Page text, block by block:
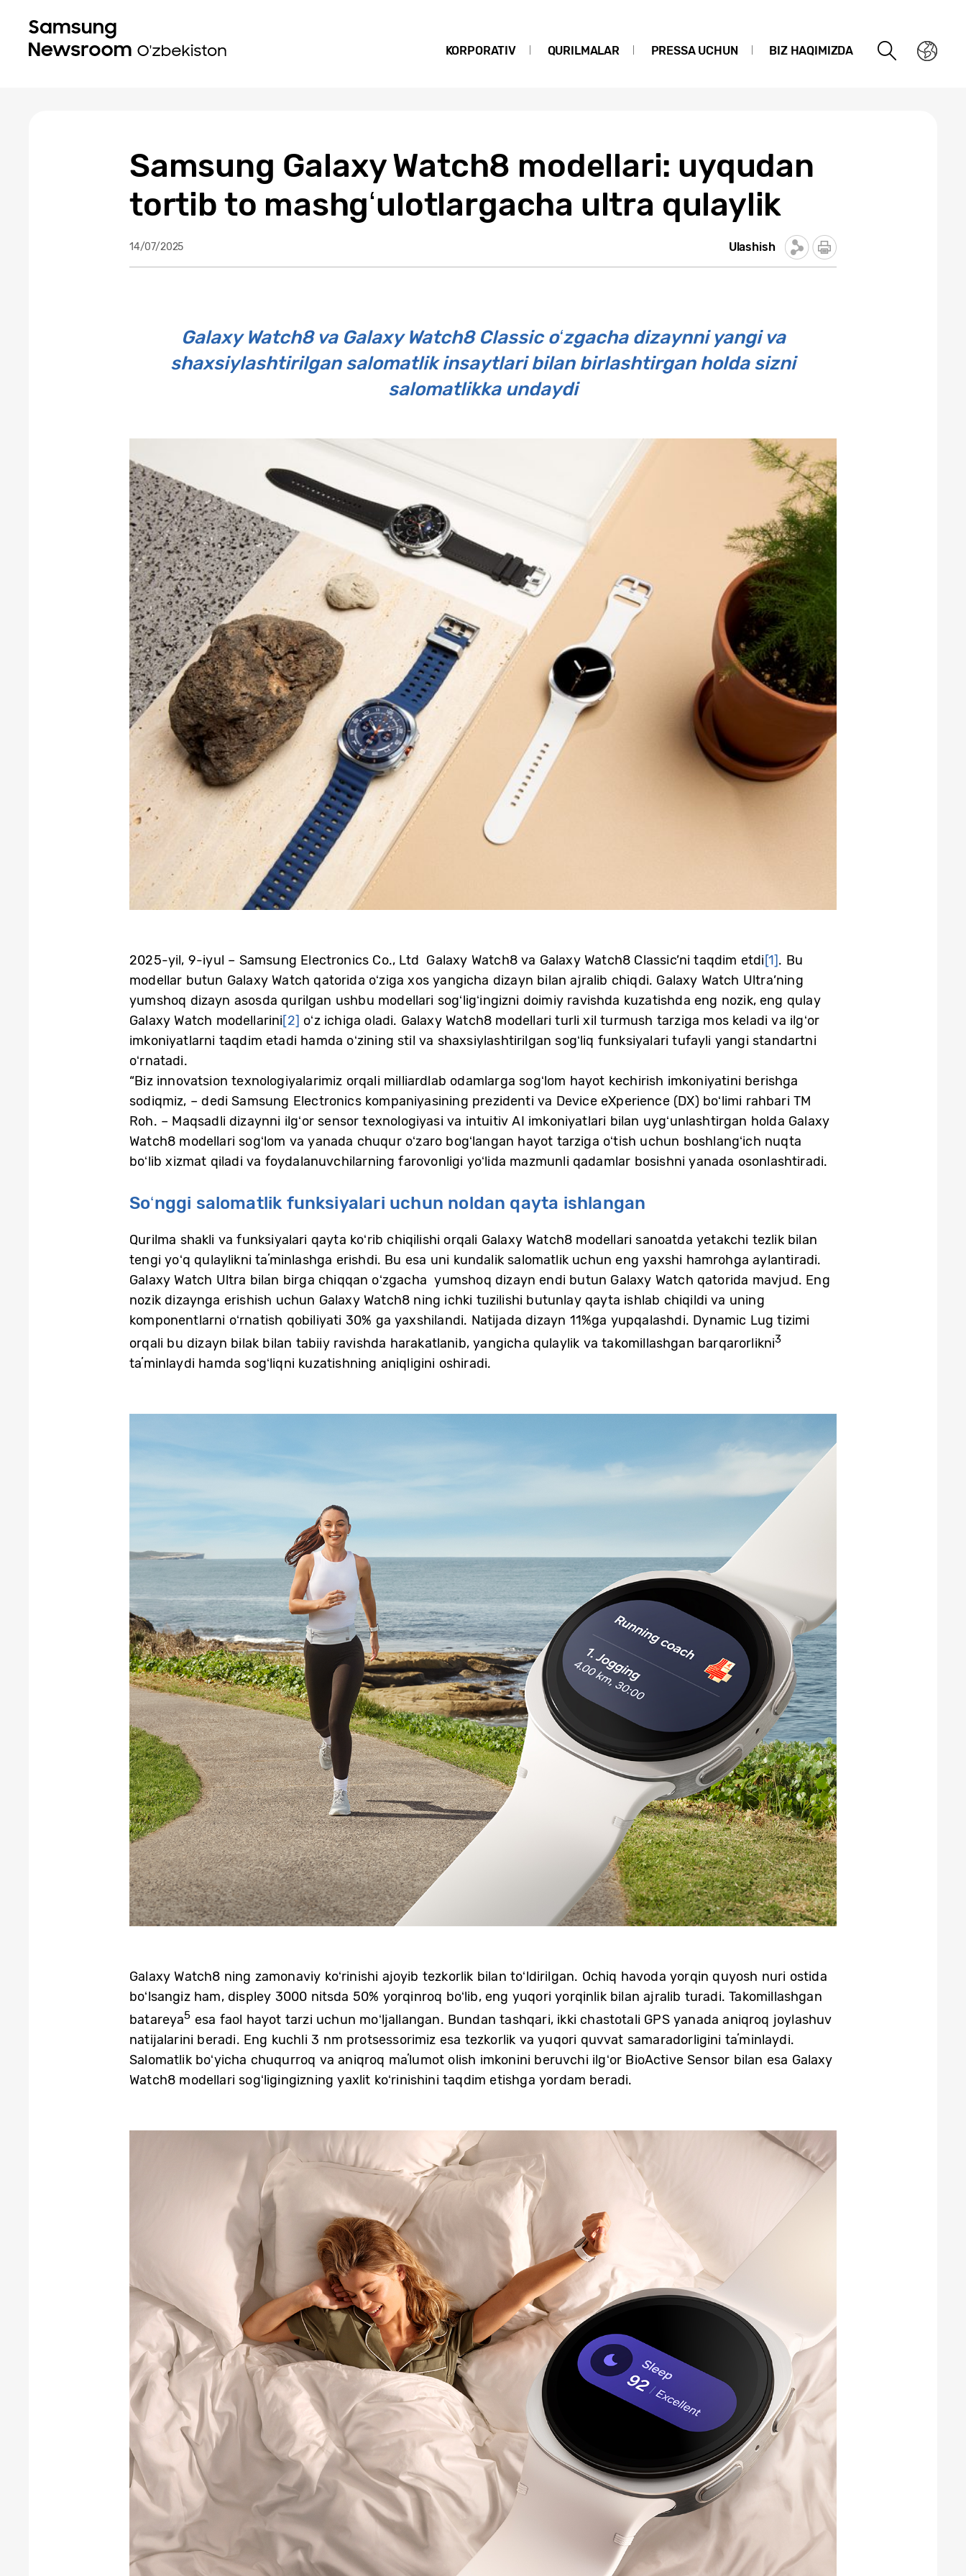
KORPORATIV QURILMALAR PRESSA UCHUN BIZ HAQIMIZDA
Samsung Galaxy Watch8 modellari: uyqudan
tortib to mashgʻulotlargacha ultra qulaylik
14/07/2025 Ulashish
Galaxy Watch8 va Galaxy Watch8 Classic oʻzgacha dizaynni yangi va
shaxsiylashtirilgan salomatlik insaytlari bilan birlashtirgan holda sizni
salomatlikka undaydi
2025-yil, 9-iyul – Samsung Electronics Co., Ltd Galaxy Watch8 va Galaxy Watch8 Classic’ni taqdim etdi[1]. Bu
modellar butun Galaxy Watch qatorida oʻziga xos yangicha dizayn bilan ajralib chiqdi. Galaxy Watch Ultra’ning
yumshoq dizayn asosda qurilgan ushbu modellari sogʻligʻingizni doimiy ravishda kuzatishda eng nozik, eng qulay
Galaxy Watch modellarini[2] oʻz ichiga oladi. Galaxy Watch8 modellari turli xil turmush tarziga mos keladi va ilgʻor
imkoniyatlarni taqdim etadi hamda oʻzining stil va shaxsiylashtirilgan sogʻliq funksiyalari tufayli yangi standartni
oʻrnatadi.
“Biz innovatsion texnologiyalarimiz orqali milliardlab odamlarga sogʻlom hayot kechirish imkoniyatini berishga
sodiqmiz, – dedi Samsung Electronics kompaniyasining prezidenti va Device eXperience (DX) boʻlimi rahbari TM
Roh. – Maqsadli dizaynni ilgʻor sensor texnologiyasi va intuitiv AI imkoniyatlari bilan uygʻunlashtirgan holda Galaxy
Watch8 modellari sogʻlom va yanada chuqur oʻzaro bogʻlangan hayot tarziga oʻtish uchun boshlangʻich nuqta
boʻlib xizmat qiladi va foydalanuvchilarning farovonligi yoʻlida mazmunli qadamlar bosishni yanada osonlashtiradi.
Soʻnggi salomatlik funksiyalari uchun noldan qayta ishlangan
Qurilma shakli va funksiyalari qayta koʻrib chiqilishi orqali Galaxy Watch8 modellari sanoatda yetakchi tezlik bilan
tengi yoʻq qulaylikni taʼminlashga erishdi. Bu esa uni kundalik salomatlik uchun eng yaxshi hamrohga aylantiradi.
Galaxy Watch Ultra bilan birga chiqqan oʻzgacha yumshoq dizayn endi butun Galaxy Watch qatorida mavjud. Eng
nozik dizaynga erishish uchun Galaxy Watch8 ning ichki tuzilishi butunlay qayta ishlab chiqildi va uning
komponentlarni oʻrnatish qobiliyati 30% ga yaxshilandi. Natijada dizayn 11%ga yupqalashdi. Dynamic Lug tizimi
orqali bu dizayn bilak bilan tabiiy ravishda harakatlanib, yangicha qulaylik va takomillashgan barqarorlikni3
taʼminlaydi hamda sogʻliqni kuzatishning aniqligini oshiradi.
Galaxy Watch8 ning zamonaviy koʻrinishi ajoyib tezkorlik bilan toʻldirilgan. Ochiq havoda yorqin quyosh nuri ostida
boʻlsangiz ham, displey 3000 nitsda 50% yorqinroq boʻlib, eng yuqori yorqinlik bilan ajralib turadi. Takomillashgan
batareya5 esa faol hayot tarzi uchun moʻljallangan. Bundan tashqari, ikki chastotali GPS yanada aniqroq joylashuv
natijalarini beradi. Eng kuchli 3 nm protsessorimiz esa tezkorlik va yuqori quvvat samaradorligini taʼminlaydi.
Salomatlik boʻyicha chuqurroq va aniqroq maʼlumot olish imkonini beruvchi ilgʻor BioActive Sensor bilan esa Galaxy
Watch8 modellari sogʻligingizning yaxlit koʻrinishini taqdim etishga yordam beradi.